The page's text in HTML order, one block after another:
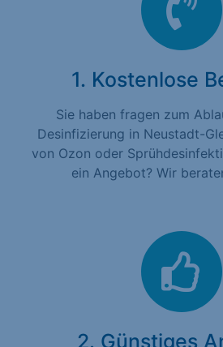
1. Kostenlose
Sie haben fragen zum
Desinfizierung in Neustadt-
von Ozon oder
ein Angebot? Wir
2. Günstiges